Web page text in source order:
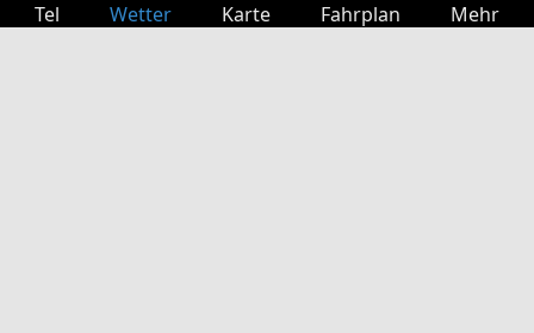
Tel Wetter Karte Fahrplan Mehr